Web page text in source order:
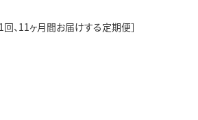
11ヶ月間お届けする定期便］